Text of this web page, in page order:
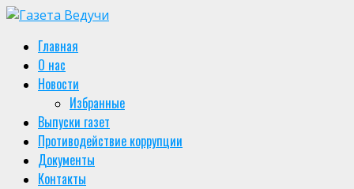
Skip
content
Primary
Menu
Главная
О нас
Новости
Избранные
Выпуски газет
Противодействие коррупции
Документы
Контакты